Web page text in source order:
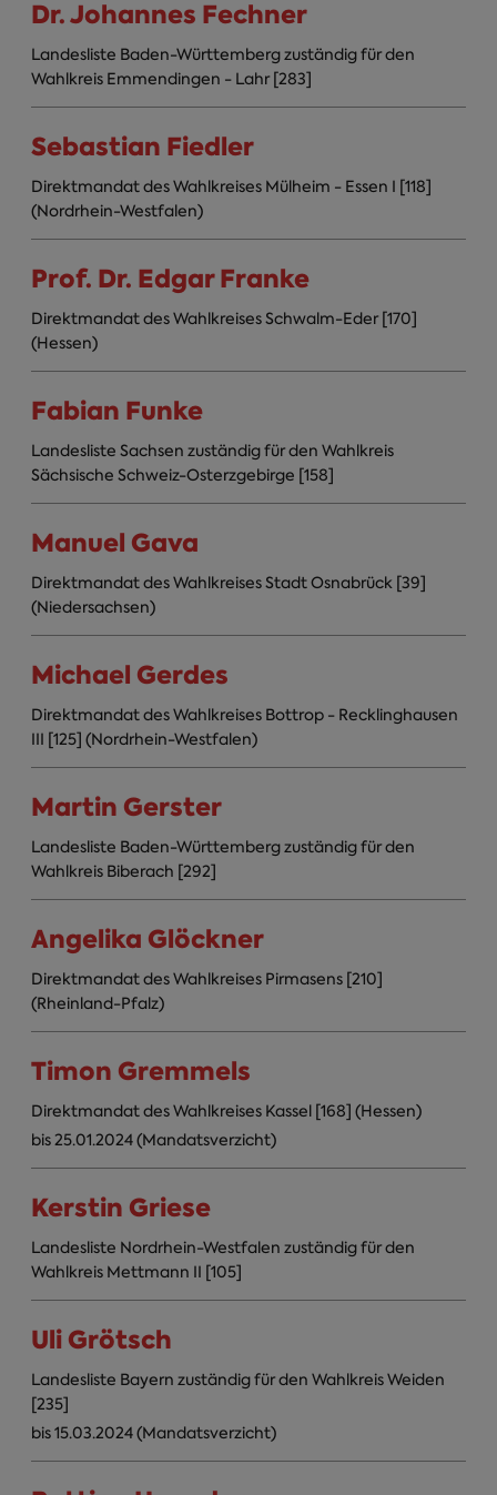
Dr. Johannes Fechner
Landesliste Baden-Württemberg zuständig für den
Wahlkreis Emmendingen - Lahr [283]
Sebastian Fiedler
Direktmandat des Wahlkreises Mülheim - Essen I [118]
(Nordrhein-Westfalen)
Prof. Dr. Edgar Franke
Direktmandat des Wahlkreises Schwalm-Eder [170]
(Hessen)
Fabian Funke
Landesliste Sachsen zuständig für den Wahlkreis
Sächsische Schweiz-Osterzgebirge [158]
Manuel Gava
Direktmandat des Wahlkreises Stadt Osnabrück [39]
(Niedersachsen)
Michael Gerdes
Direktmandat des Wahlkreises Bottrop - Recklinghausen
III [125] (Nordrhein-Westfalen)
Martin Gerster
Landesliste Baden-Württemberg zuständig für den
Wahlkreis Biberach [292]
Angelika Glöckner
Direktmandat des Wahlkreises Pirmasens [210]
(Rheinland-Pfalz)
Timon Gremmels
Direktmandat des Wahlkreises Kassel [168] (Hessen)
bis 25.01.2024 (Mandatsverzicht)
Kerstin Griese
Landesliste Nordrhein-Westfalen zuständig für den
Wahlkreis Mettmann II [105]
Uli Grötsch
Landesliste Bayern zuständig für den Wahlkreis Weiden
[235]
bis 15.03.2024 (Mandatsverzicht)